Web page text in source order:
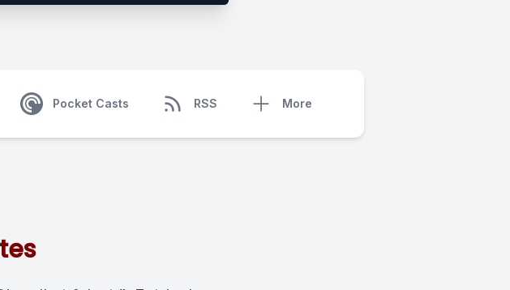
Pocket Casts RSS More